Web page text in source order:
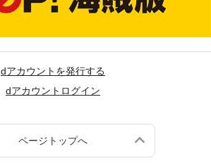
dアカウントを発行する
dアカウントログイン
ページトップへ